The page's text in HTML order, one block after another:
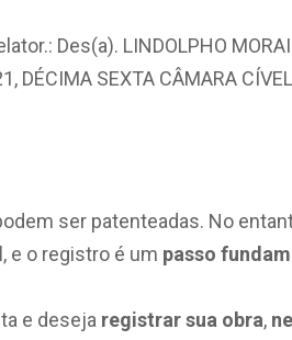
Des(a). LINDOLPHO
SEXTA CÂMARA
ser patenteadas. No
, e o registro é um passo
e deseja registrar sua obra,